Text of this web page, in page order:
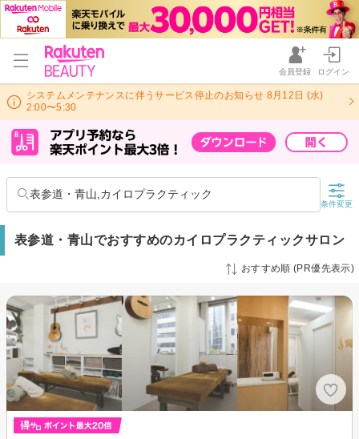
会員登録 ログイン
システムメンテナンスに伴うサービス停止のお知らせ 8月12日 (水)
2:00〜5:30
表参道・青山,カイロプラクティック
条件変更
表参道・青山でおすすめのカイロプラクティックサロン
おすすめ順 (PR優先表示)